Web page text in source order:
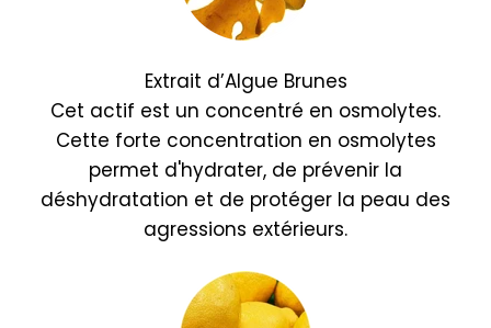
Extrait d’Algue Brunes
Cet actif est un concentré en osmolytes.
Cette forte concentration en osmolytes
permet d'hydrater, de prévenir la
déshydratation et de protéger la peau des
agressions extérieurs.